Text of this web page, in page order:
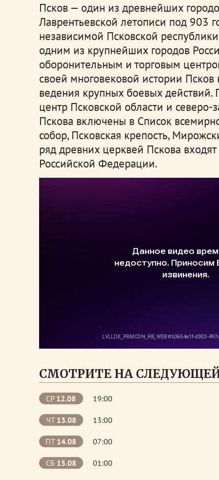
Псков — один из древнейших
Лаврентьевской летописи под 903
независимой Псковской
одним из крупнейших городов
оборонительным и торговым
своей многовековой истории Псков
ведения крупных боевых
центр Псковской области и
Пскова включены в Список
собор, Псковская крепость,
ряд древних церквей Пскова
Российской Федерации.
СМОТРИТЕ НА
СР 12.08 19:00
ЧТ 13.08 13:00
ПТ 14.08 07:00
СБ 15.08 01:00